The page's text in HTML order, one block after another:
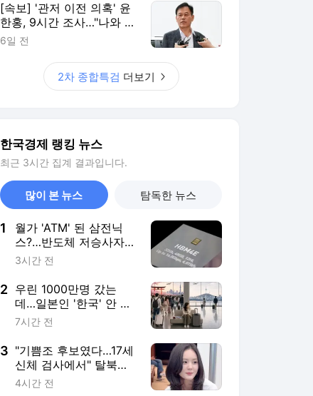
[속보] '관저 이전 의혹' 윤
한홍, 9시간 조사…"나와 관
련 없다"
6일 전
2차 종합특검 더보기
한국경제 랭킹 뉴스
최근 3시간 집계 결과입니다.
많이 본 뉴스 탐독한 뉴스
1
월가 'ATM' 된 삼전닉
스?…반도체 저승사자도
"이젠 살 때" [빈난새의
3시간 전
2 우린 1000만명 갔는
데…일본인 '한국' 안 오
는 뜻밖의 이유 [도쿄나
7시간 전
3 "기쁨조 후보였다…17세
신체 검사에서" 탈북민
'충격' 고백
4시간 전